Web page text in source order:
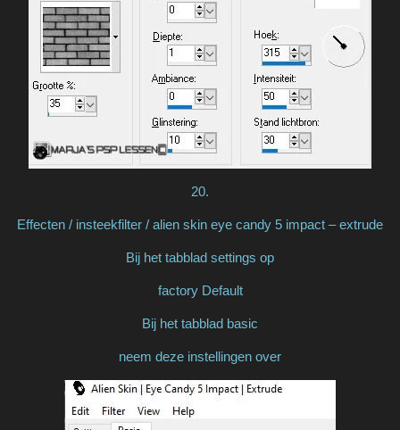
20.
Effecten / insteekfilter / alien skin eye candy 5 impact – extrude
Bij het tabblad settings op
factory Default
Bij het tabblad basic
neem deze instellingen over